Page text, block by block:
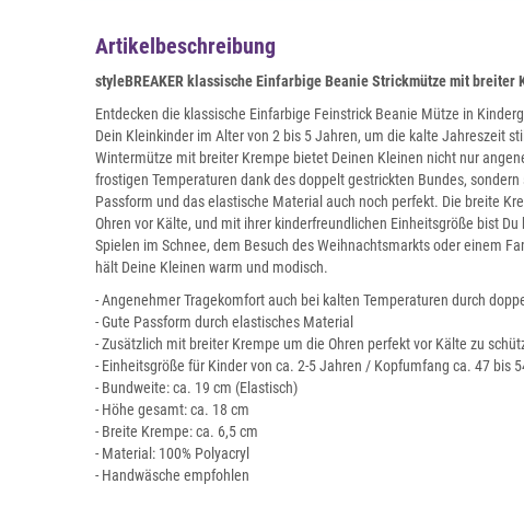
Artikelbeschreibung
styleBREAKER klassische Einfarbige Beanie Strickmütze mit breiter
Entdecken die klassische Einfarbige Feinstrick Beanie Mütze in
Dein Kleinkinder im Alter von 2 bis 5 Jahren, um die kalte Jahreszeit
Wintermütze mit breiter Krempe bietet Deinen Kleinen nicht nur
frostigen Temperaturen dank des doppelt gestrickten Bundes,
Passform und das elastische Material auch noch perfekt. Die breite
Ohren vor Kälte, und mit ihrer kinderfreundlichen Einheitsgröße bist
Spielen im Schnee, dem Besuch des Weihnachtsmarkts oder einem
hält Deine Kleinen warm und modisch.
- Angenehmer Tragekomfort auch bei kalten Temperaturen durch
- Gute Passform durch elastisches Material
- Zusätzlich mit breiter Krempe um die Ohren perfekt vor Kälte zu
- Einheitsgröße für Kinder von ca. 2-5 Jahren / Kopfumfang ca. 47 bis
- Bundweite: ca. 19 cm (Elastisch)
- Höhe gesamt: ca. 18 cm
- Breite Krempe: ca. 6,5 cm
- Material: 100% Polyacryl
- Handwäsche empfohlen